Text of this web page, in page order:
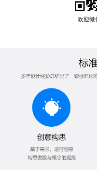
欢迎微